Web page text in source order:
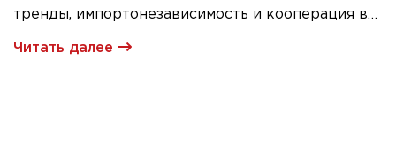
тренды, импортонезависимость и кооперация в
для розничных и оптовых компаний, дизайнеров
Читать далее